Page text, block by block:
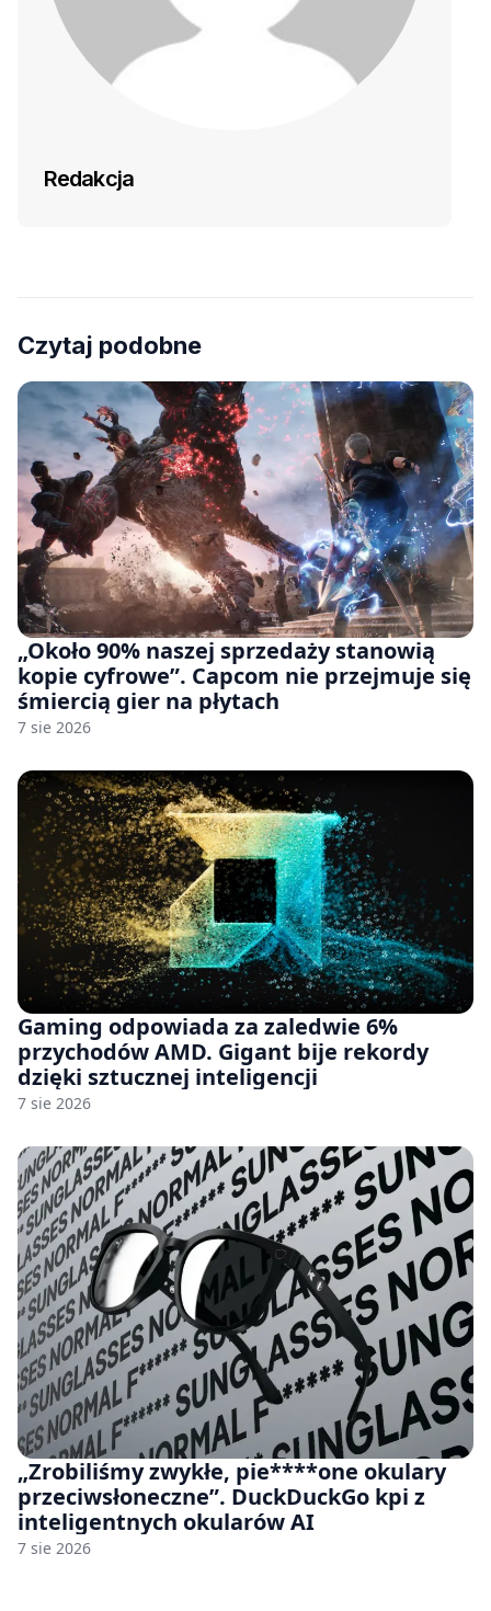
Redakcja
Czytaj podobne
„Około 90% naszej sprzedaży stanowią
kopie cyfrowe”. Capcom nie przejmuje się
śmiercią gier na płytach
7 sie 2026
Gaming odpowiada za zaledwie 6%
przychodów AMD. Gigant bije rekordy
dzięki sztucznej inteligencji
7 sie 2026
„Zrobiliśmy zwykłe, pie****one okulary
przeciwsłoneczne”. DuckDuckGo kpi z
inteligentnych okularów AI
7 sie 2026